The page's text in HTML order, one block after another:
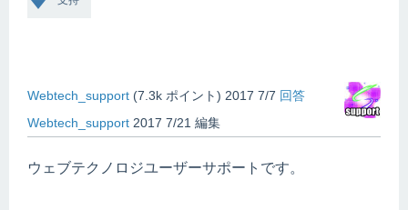
Webtech_support (7.3k ポイント) 2017 7/7 回答
Webtech_support 2017 7/21 編集
ウェブテクノロジユーザーサポートです。